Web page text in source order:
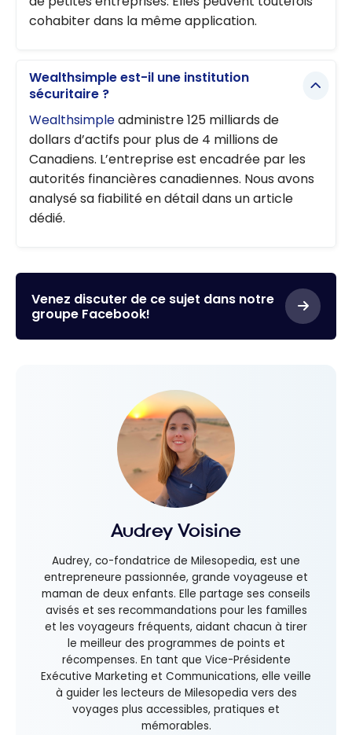
cohabiter dans la même application.
Wealthsimple est-il une institution
sécuritaire ?
Wealthsimpleadministre 125 milliards de
dollars d’actifs pour plus de 4 millions de
Canadiens. L’entreprise est encadrée par les
autorités financières canadiennes. Nous avons
analysé sa fiabilité en détail dans un article
dédié.
Venez discuter de ce sujet dans notre
groupe Facebook!
Audrey Voisine
Audrey, co-fondatrice de Milesopedia, est une
entrepreneure passionnée, grande voyageuse et
maman de deux enfants. Elle partage ses conseils
avisés et ses recommandations pour les familles
et les voyageurs fréquents, aidant chacun à tirer
le meilleur des programmes de points et
récompenses. En tant que Vice-Présidente
Exécutive Marketing et Communications, elle veille
à guider les lecteurs de Milesopedia vers des
voyages plus accessibles, pratiques et
mémorables.